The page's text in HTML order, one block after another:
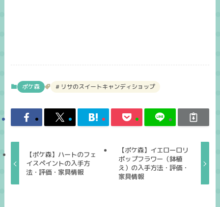
ポケ森 リサのスイートキャンディショップ
【ポケ森】ハートのフェ
イスペイントの入手方
法・評価・家具情報
【ポケ森】イエローロリ
ポップフラワー（鉢植
え）の入手方法・評価・
家具情報